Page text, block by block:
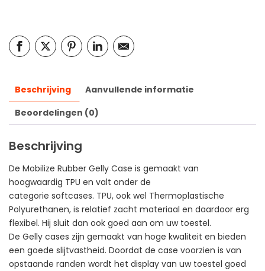
Beschrijving
Aanvullende informatie
Beoordelingen (0)
Beschrijving
De Mobilize Rubber Gelly Case is gemaakt van
hoogwaardig TPU en valt onder de
categorie softcases. TPU, ook wel Thermoplastische
Polyurethanen, is relatief zacht materiaal en daardoor erg
flexibel. Hij sluit dan ook goed aan om uw toestel.
De Gelly cases zijn gemaakt van hoge kwaliteit en bieden
een goede slijtvastheid. Doordat de case voorzien is van
opstaande randen wordt het display van uw toestel goed